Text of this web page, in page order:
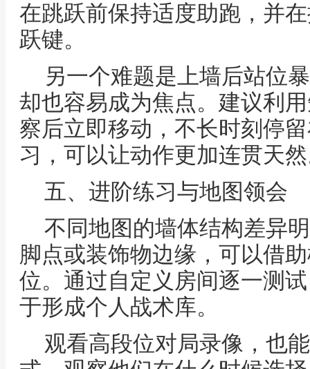
在跳跃前保持适度助跑，并
跃键。
另一个难题是上墙后站位
却也容易成为焦点。建议利
察后立即移动，不长时刻停
习，可以让动作更加连贯天
五、进阶练习与地图领会
不同地图的墙体结构差异
脚点或装饰物边缘，可以借
位。通过自定义房间逐一测
于形成个人战术库。
观看高段位对局录像，也